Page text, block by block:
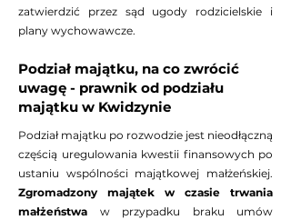
obojgiem rodziców, o ile nie stoi
temu na przeszkodzie dobro
konfliktowych, gdy jeden z
rodziców utrudnia kontakty,
możliwe jest złożenie wniosku o
ich zabezpieczenie, a także
wystąpienie o pomoc kuratora.
Pomagam również przygotować i
zatwierdzić przez sąd ugody
rodzicielskie i plany wychowawcze.
zatwierdzić przez sąd ugody rodzicielskie i
plany wychowawcze.
Podział majątku, na co zwrócić
uwagę - prawnik od podziału
majątku w Kwidzynie
Podział majątku po rozwodzie jest nieodłączną
częścią uregulowania kwestii finansowych po
ustaniu wspólności majątkowej małżeńskiej.
Zgromadzony majątek w czasie trwania
małżeństwa w przypadku braku umów